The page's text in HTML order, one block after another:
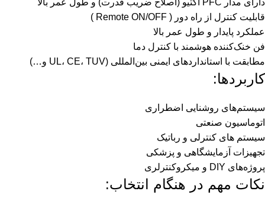
قابلیت کنترل از راه دور ( Remote ON/OFF )
عملکرد پایدار و طول عمر بالا
فن خنک‌کننده هوشمند با کنترل دما
مطابقت با استانداردهای ایمنی بین‌المللی (UL، CE، TUV و…)
کاربردها:
سیستم‌های روشنایی اضطراری
اتوماسیون صنعتی
سیستم های کنترلی و رباتیک
تجهیزات آزمایشگاهی و پزشکی
پروژه‌های DIY و میکروکنترلری
نکات مهم در هنگام انتخاب: